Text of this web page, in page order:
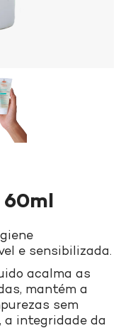
60ml
e sensibilizada.
acalma as
mantém a
sem
a integridade da